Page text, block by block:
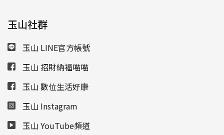
玉山社群
玉山 LINE官方帳號
玉山 招財納福喵喵
玉山 數位生活好康
玉山 Instagram
玉山 YouTube頻道